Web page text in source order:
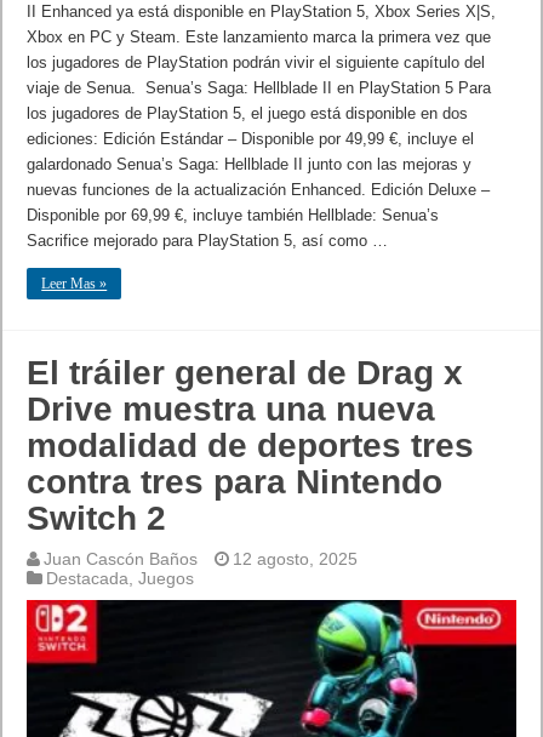
II Enhanced ya está disponible en PlayStation 5, Xbox Series X|S,
Xbox en PC y Steam. Este lanzamiento marca la primera vez que
los jugadores de PlayStation podrán vivir el siguiente capítulo del
viaje de Senua. Senua’s Saga: Hellblade II en PlayStation 5 Para
los jugadores de PlayStation 5, el juego está disponible en dos
ediciones: Edición Estándar – Disponible por 49,99 €, incluye el
galardonado Senua’s Saga: Hellblade II junto con las mejoras y
nuevas funciones de la actualización Enhanced. Edición Deluxe –
Disponible por 69,99 €, incluye también Hellblade: Senua’s
Sacrifice mejorado para PlayStation 5, así como …
Leer Mas »
El tráiler general de Drag x
Drive muestra una nueva
modalidad de deportes tres
contra tres para Nintendo
Switch 2
Juan Cascón Baños
12 agosto, 2025
Destacada ,Juegos